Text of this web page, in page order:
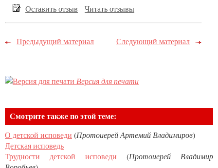
Оставить отзыв
Читать отзывы
Предыдущий материал Следующий материал
Версия для печати
Смотрите также по этой теме:
О детской исповеди (Протоиерей Артемий Владимиров)
Детская исповедь
Трудности детской исповеди (Протоиерей Владимир